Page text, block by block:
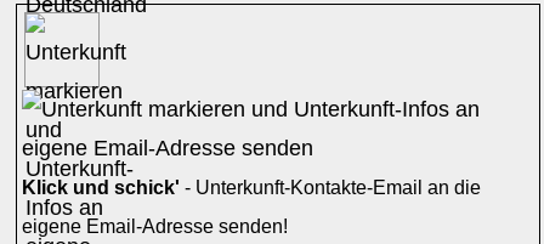
Klick und schick' - Unterkunft-Kontakte-Email an die
eigene Email-Adresse senden!